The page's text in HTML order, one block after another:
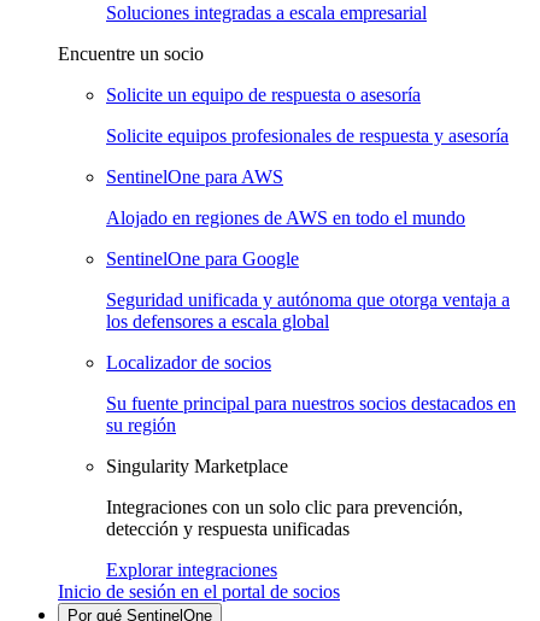
Soluciones integradas a escala empresarial
Encuentre un socio
Solicite un equipo de respuesta o asesoría
Solicite equipos profesionales de respuesta y asesoría
SentinelOne para AWS
Alojado en regiones de AWS en todo el mundo
SentinelOne para Google
Seguridad unificada y autónoma que otorga ventaja a
los defensores a escala global
Localizador de socios
Su fuente principal para nuestros socios destacados en
su región
Singularity Marketplace
Integraciones con un solo clic para prevención,
detección y respuesta unificadas
Explorar integraciones
Inicio de sesión en el portal de socios
Por qué SentinelOne